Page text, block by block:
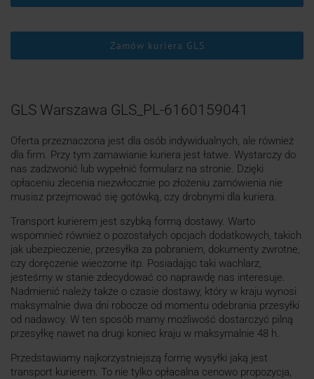
Zamów kuriera GLS
GLS Warszawa GLS_PL-6160159041
Oferta przeznaczona jest dla osób indywidualnych, ale również
dla firm. Przy tym zamawianie kuriera jest łatwe. Wystarczy do
nas zadzwonić lub wypełnić formularz na stronie. Dzięki
opłaceniu zlecenia niezwłocznie po złożeniu zamówienia nie
musisz przejmować się gotówką, czy drobnymi dla kuriera.
Transport kurierem jest szybką formą dostawy. Warto
wspomnieć również o pozostałych opcjach dodatkowych, takich
jak ubezpieczenie, przesyłka za pobraniem, dokumenty zwrotne,
czy doręczenie wieczorne itp. Posiadając taki wachlarz,
jesteśmy w stanie zdecydować co naprawdę nas interesuje.
Nadmienić należy także o czasie dostawy, który w kraju wynosi
maksymalnie dwa dni robocze od momentu odebrania przesyłki
od nadawcy. W ten sposób mamy możliwość dostarczyć pilną
przesyłkę nawet na drugi koniec kraju w maksymalnie 48 h.
Przedstawiamy najkorzystniejszą formę wysyłki jaką jest
transport kurierem. To nie tylko opłacalna cenowo propozycja,